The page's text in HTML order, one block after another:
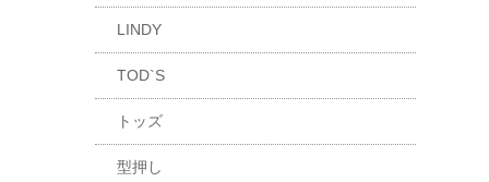
LINDY
TOD`S
トッズ
型押し